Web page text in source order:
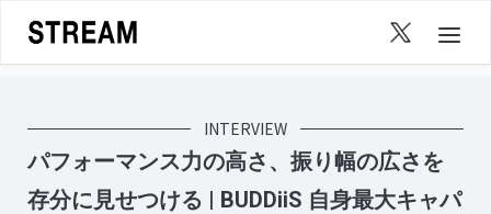
content
INTERVIEW
パフォーマンス力の高さ、振り幅の広さを
存分に見せつける | BUDDiiS 自身最大キャパ